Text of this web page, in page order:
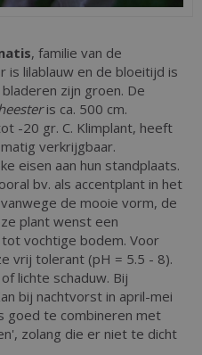
, familie van de
is lilablauw en de bloeitijd is
zijn groen. De
is ca. 500 cm.
-20 gr. C. Klimplant, heeft
verkrijgbaar.
eisen aan hun standplaats.
bv. als accentplant in het
de mooie vorm, de
plant wenst een
vochtige bodem. Voor
vrij tolerant (pH = 5.5 - 8).
lichte schaduw. Bij
bij nachtvorst in april-mei
goed te combineren met
zolang die er niet te dicht